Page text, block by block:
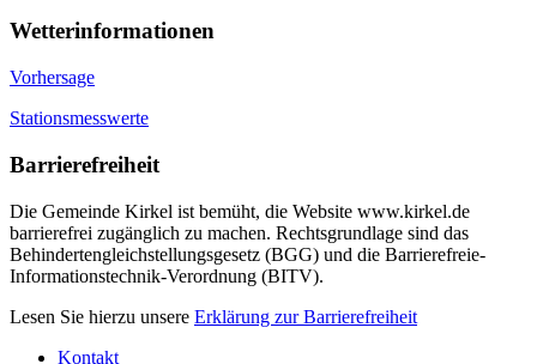
Wetterinformationen
Vorhersage
Stationsmesswerte
Barrierefreiheit
Die Gemeinde Kirkel ist bemüht, die Website www.kirkel.de
barrierefrei zugänglich zu machen. Rechtsgrundlage sind das
Behindertengleichstellungsgesetz (BGG) und die Barrierefreie-
Informationstechnik-Verordnung (BITV).
Lesen Sie hierzu unsere Erklärung zur Barrierefreiheit
Kontakt